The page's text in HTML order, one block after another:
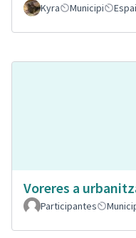
Kyra Municipi
Voreres a
Participantes